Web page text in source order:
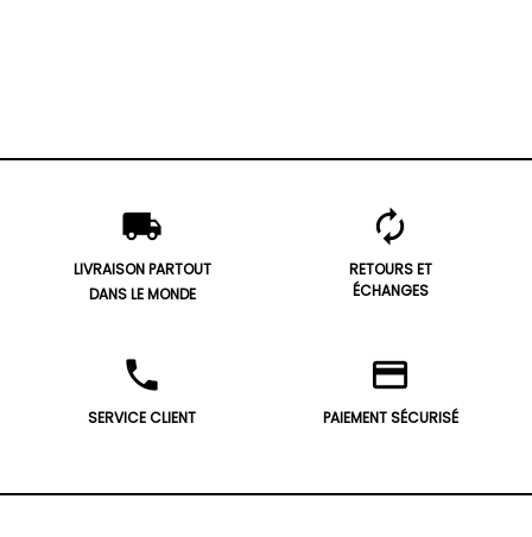
local_shipping
LIVRAISON PARTOUT
DANS LE MONDE
autorenew
RETOURS ET
ÉCHANGES
phone
SERVICE CLIENT
credit_card
PAIEMENT SÉCURISÉ